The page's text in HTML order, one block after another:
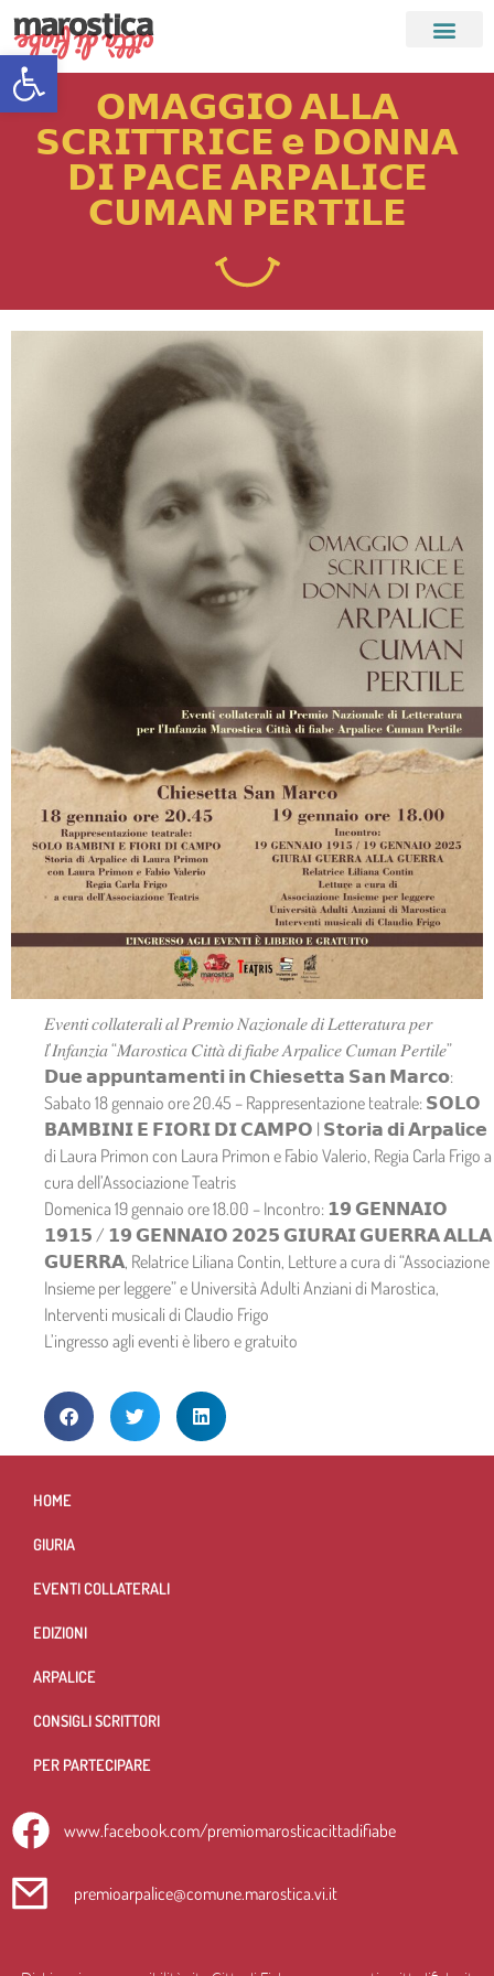
Apri la barra degli strumenti
𝗢𝗠𝗔𝗚𝗚𝗜𝗢 𝗔𝗟𝗟𝗔
𝗦𝗖𝗥𝗜𝗧𝗧𝗥𝗜𝗖𝗘 𝗲 𝗗𝗢𝗡𝗡𝗔
𝗗𝗜 𝗣𝗔𝗖𝗘 𝗔𝗥𝗣𝗔𝗟𝗜𝗖𝗘
𝗖𝗨𝗠𝗔𝗡 𝗣𝗘𝗥𝗧𝗜𝗟𝗘
𝐸𝑣𝑒𝑛𝑡𝑖 𝑐𝑜𝑙𝑙𝑎𝑡𝑒𝑟𝑎𝑙𝑖 𝑎𝑙 𝑃𝑟𝑒𝑚𝑖𝑜 𝑁𝑎𝑧𝑖𝑜𝑛𝑎𝑙𝑒 𝑑𝑖 𝐿𝑒𝑡𝑡𝑒𝑟𝑎𝑡𝑢𝑟𝑎 𝑝𝑒𝑟
𝑙’𝐼𝑛𝑓𝑎𝑛𝑧𝑖𝑎 “𝑀𝑎𝑟𝑜𝑠𝑡𝑖𝑐𝑎 𝐶𝑖𝑡𝑡𝑎̀ 𝑑𝑖 𝑓𝑖𝑎𝑏𝑒 𝐴𝑟𝑝𝑎𝑙𝑖𝑐𝑒 𝐶𝑢𝑚𝑎𝑛 𝑃𝑒𝑟𝑡𝑖𝑙𝑒”
𝗗𝘂𝗲 𝗮𝗽𝗽𝘂𝗻𝘁𝗮𝗺𝗲𝗻𝘁𝗶 𝗶𝗻 𝗖𝗵𝗶𝗲𝘀𝗲𝘁𝘁𝗮 𝗦𝗮𝗻 𝗠𝗮𝗿𝗰𝗼:
Sabato 18 gennaio ore 20.45 – Rappresentazione teatrale: 𝗦𝗢𝗟𝗢
𝗕𝗔𝗠𝗕𝗜𝗡𝗜 𝗘 𝗙𝗜𝗢𝗥𝗜 𝗗𝗜 𝗖𝗔𝗠𝗣𝗢 | 𝗦𝘁𝗼𝗿𝗶𝗮 𝗱𝗶 𝗔𝗿𝗽𝗮𝗹𝗶𝗰𝗲
di Laura Primon con Laura Primon e Fabio Valerio, Regia Carla Frigo a
cura dell’Associazione Teatris
Domenica 19 gennaio ore 18.00 – Incontro: 𝟭𝟵 𝗚𝗘𝗡𝗡𝗔𝗜𝗢
𝟭𝟵𝟭𝟱 / 𝟭𝟵 𝗚𝗘𝗡𝗡𝗔𝗜𝗢 𝟮𝟬𝟮𝟱 𝗚𝗜𝗨𝗥𝗔𝗜 𝗚𝗨𝗘𝗥𝗥𝗔 𝗔𝗟𝗟𝗔
𝗚𝗨𝗘𝗥𝗥𝗔, Relatrice Liliana Contin, Letture a cura di “Associazione
Insieme per leggere” e Università Adulti Anziani di Marostica,
Interventi musicali di Claudio Frigo
L’ingresso agli eventi è libero e gratuito
HOME
GIURIA
EVENTI COLLATERALI
EDIZIONI
ARPALICE
CONSIGLI SCRITTORI
PER PARTECIPARE
www.facebook.com/premiomarosticacittadifiabe
premioarpalice@comune.marostica.vi.it